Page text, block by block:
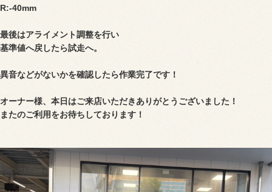
R:-40mm
最後はアライメント調整を行い
基準値へ戻したら試走へ。
異音などがないかを確認したら作業完了です！
オーナー様、本日はご来店いただきありがとうございました！
またのご利用をお待ちしております！